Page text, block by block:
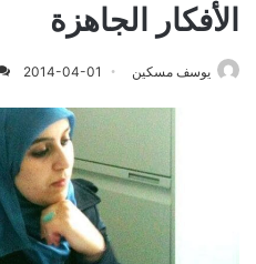
الأفكار الجاهزة
يوسف مسكين 2014-04-01